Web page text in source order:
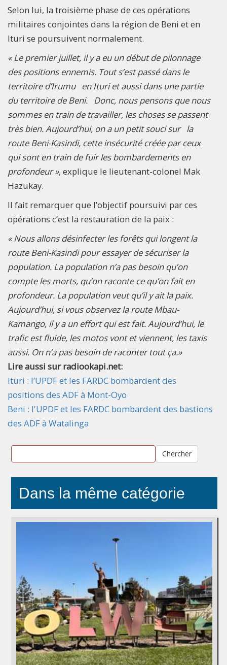
Selon lui, la troisième phase de ces opérations
militaires conjointes dans la région de Beni et en
Ituri se poursuivent normalement.
« Le premier juillet, il y a eu un début de pilonnage
des positions ennemis. Tout s’est passé dans le
territoire d’Irumu en Ituri et aussi dans une partie
du territoire de Beni. Donc, nous pensons que nous
sommes en train de travailler, les choses se passent
très bien. Aujourd’hui, on a un petit souci sur la
route Beni-Kasindi, cette insécurité créée par ceux
qui sont en train de fuir les bombardements en
profondeur », explique le lieutenant-colonel Mak
Hazukay.
Il fait remarquer que l’objectif poursuivi par ces
opérations c’est la restauration de la paix :
« Nous allons désinfecter les forêts qui longent la
route Beni-Kasindi pour essayer de sécuriser la
population. La population n’a pas besoin qu’on
compte les morts, qu’on raconte ce qu’on fait en
profondeur. La population veut qu’il y ait la paix.
Aujourd’hui, si vous observez la route Mbau-
Kamango, il y a un effort qui est fait. Aujourd’hui, le
trafic est fluide, les motos vont et viennent, les taxis
aussi. On n’a pas besoin de raconter tout ça.»
Lire aussi sur radiookapi.net:
Ituri : l’UPDF et les FARDC bombardent des
positions des ADF à Mont-Oyo
Beni : l'UPDF et les FARDC bombardent des bastions
des ADF à Watalinga
Chercher
Dans la même catégorie